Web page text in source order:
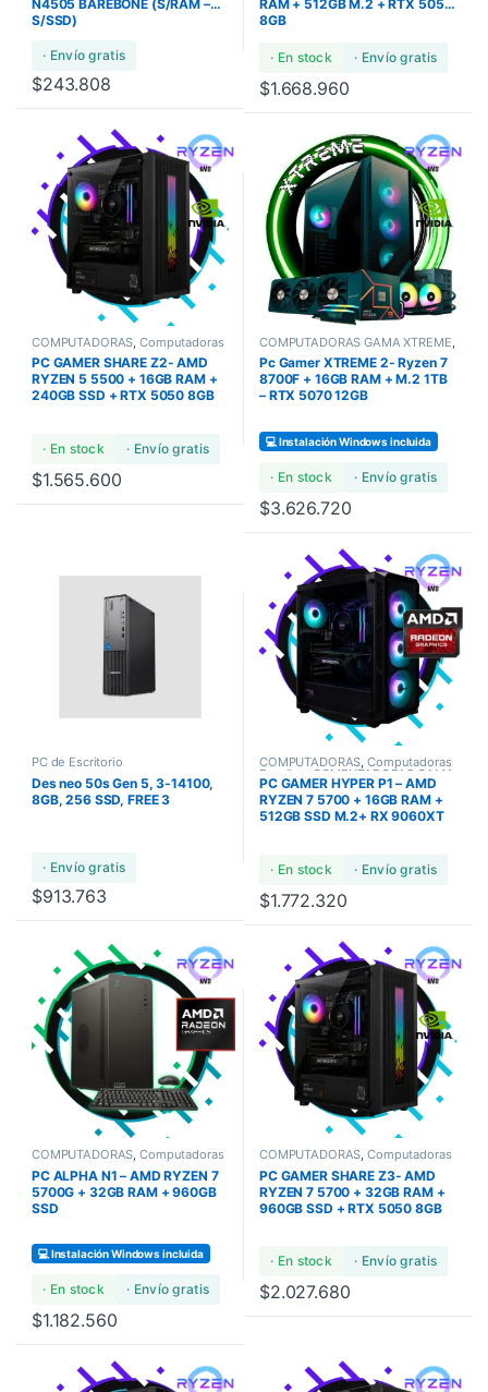
N4505 BAREBONE (S/RAM –
S/SSD)
· Envío gratis
$243.808
RAM + 512GB M.2 + RTX 5050
8GB
· En stock · Envío gratis
$1.668.960
COMPUTADORAS ,Computadoras
COMPUTADORAS GAMA
ULTRA
PC GAMER SHARE Z2- AMD
RYZEN 5 5500 + 16GB RAM +
240GB SSD + RTX 5050 8GB
· En stock · Envío gratis
$1.565.600
COMPUTADORAS GAMA XTREME
COMPUTADORAS
COMPUTADORAS GAMA ULTRA ,
COMPUTADORAS GAMERS
Pc Gamer XTREME 2- Ryzen 7
8700F + 16GB RAM + M.2 1TB
– RTX 5070 12GB
💻 Instalación Windows incluida
· En stock · Envío gratis
$3.626.720
PC de Escritorio
Des neo 50s Gen 5, 3-14100,
8GB, 256 SSD, FREE 3
· Envío gratis
$913.763
COMPUTADORAS,Computadoras
Bundles COMPUTADORAS GAMA
ULTRA
PC GAMER HYPER P1 – AMD
RYZEN 7 5700 + 16GB RAM +
512GB SSD M.2+ RX 9060XT
· En stock · Envío gratis
$1.772.320
COMPUTADORAS ,Computadoras
COMPUTADORAS
GAMERS,COMPUTADORAS
STANDARD
PC ALPHA N1 – AMD RYZEN 7
5700G + 32GB RAM + 960GB
SSD
💻 Instalación Windows incluida
· En stock · Envío gratis
$1.182.560
COMPUTADORAS ,Computadoras
COMPUTADORAS GAMA
ULTRA
PC GAMER SHARE Z3- AMD
RYZEN 7 5700 + 32GB RAM +
960GB SSD + RTX 5050 8GB
· En stock · Envío gratis
$2.027.680